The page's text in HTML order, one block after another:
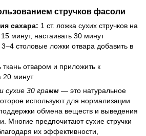
стручков фасоли
сахара: 1 ст. ложка сухих стручков на
минут, настаивать 30 минут
3–4 столовые ложки отвара добавить в
ткань отваром и приложить к
20 минут
сухие 30 грамм — это натуральное
используют для нормализации
обмена веществ и выведения
Многие предпочитают сухие стручки
их эффективности,